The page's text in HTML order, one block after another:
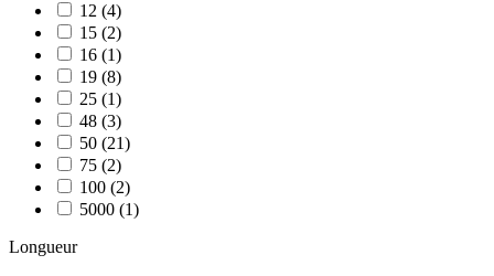
12 (4)
15 (2)
16 (1)
19 (8)
25 (1)
48 (3)
50 (21)
75 (2)
100 (2)
5000 (1)
Longueur